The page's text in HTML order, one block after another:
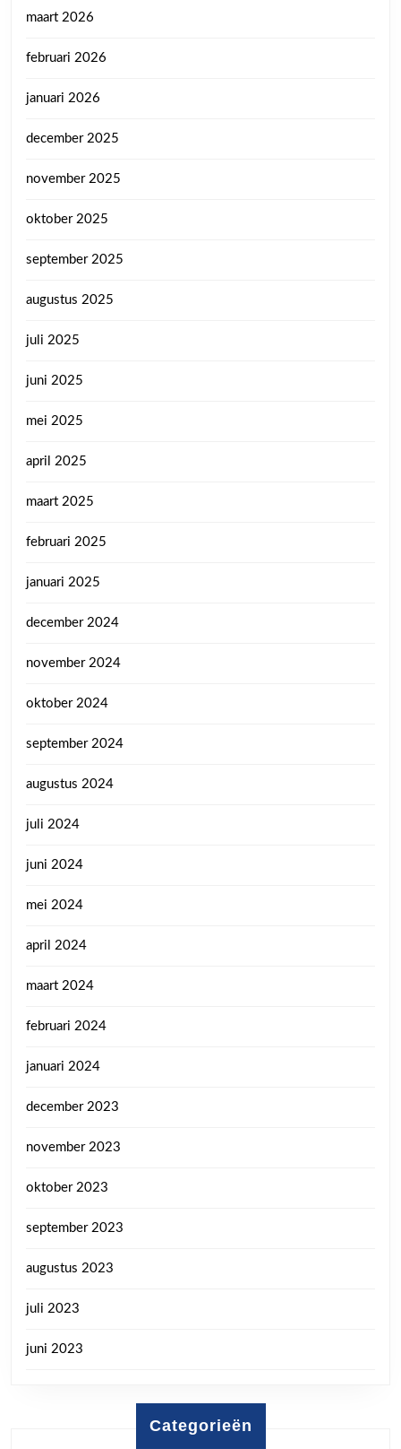
maart 2026
februari 2026
januari 2026
december 2025
november 2025
oktober 2025
september 2025
augustus 2025
juli 2025
juni 2025
mei 2025
april 2025
maart 2025
februari 2025
januari 2025
december 2024
november 2024
oktober 2024
september 2024
augustus 2024
juli 2024
juni 2024
mei 2024
april 2024
maart 2024
februari 2024
januari 2024
december 2023
november 2023
oktober 2023
september 2023
augustus 2023
juli 2023
juni 2023
Categorieën